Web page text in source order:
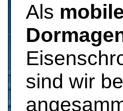
Als
sind wir